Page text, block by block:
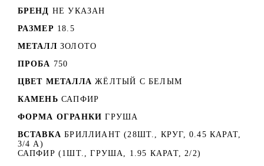
БРЕНД НЕ УКАЗАН
РАЗМЕР 18.5
МЕТАЛЛ ЗОЛОТО
ПРОБА 750
ЦВЕТ МЕТАЛЛА ЖЁЛТЫЙ С БЕЛЫМ
КАМЕНЬ САПФИР
ФОРМА ОГРАНКИ ГРУША
ВСТАВКА БРИЛЛИАНТ (28ШТ., КРУГ, 0.45 КАРАТ,
3/4 А)
САПФИР (1ШТ., ГРУША, 1.95 КАРАТ, 2/2)